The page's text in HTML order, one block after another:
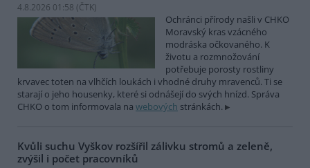
4.8.2026 01:58 (ČTK)
Ochránci přírody našli v CHKO
Moravský kras vzácného
modráska očkovaného. K
životu a rozmnožování
potřebuje porosty rostliny
krvavec toten na vlhčích loukách i vhodné druhy mravenců. Ti se
starají o jeho housenky, které si odnášejí do svých hnízd. Správa
CHKO o tom informovala na webových stránkách.
Kvůli suchu Vyškov rozšířil zálivku stromů a zeleně,
zvýšil i počet pracovníků